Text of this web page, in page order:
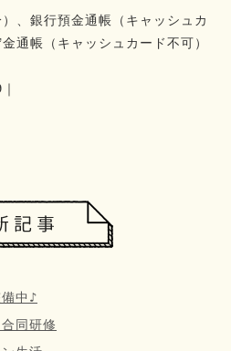
、銀行預金通帳（キャッシュカ
通帳（キャッシュカード不可）
中♪
同研修